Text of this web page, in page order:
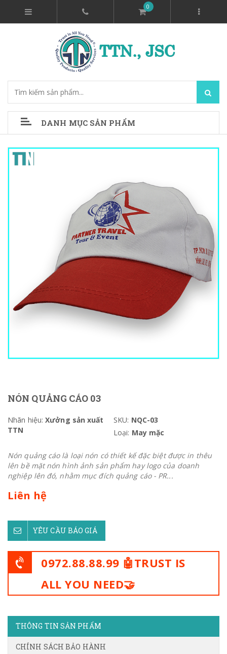
0
DANH MỤC SẢN PHẨM
NÓN QUẢNG CÁO 03
Nhãn hiệu: Xưởng sản xuất
TTN
SKU: NQC-03
Loại: May mặc
Nón quảng cáo là loại nón có thiết kế đặc biệt được in thêu
lên bề mặt nón hình ảnh sản phẩm hay logo của doanh
nghiệp lên đó, nhằm mục đích quảng cáo - PR...
Liên hệ
YÊU CẦU BÁO GIÁ
0972.88.88.99 🤖TRUST IS
ALL YOU NEED🤝
THÔNG TIN SẢN PHẨM
CHÍNH SÁCH BẢO HÀNH